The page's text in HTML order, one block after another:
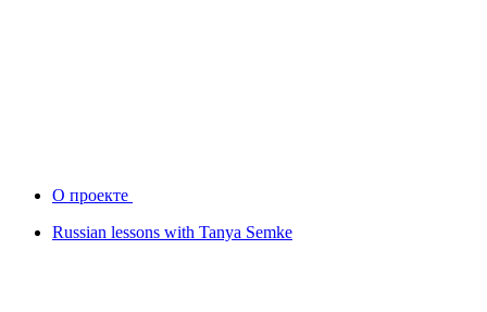
О проекте
Russian lessons with Tanya Semke